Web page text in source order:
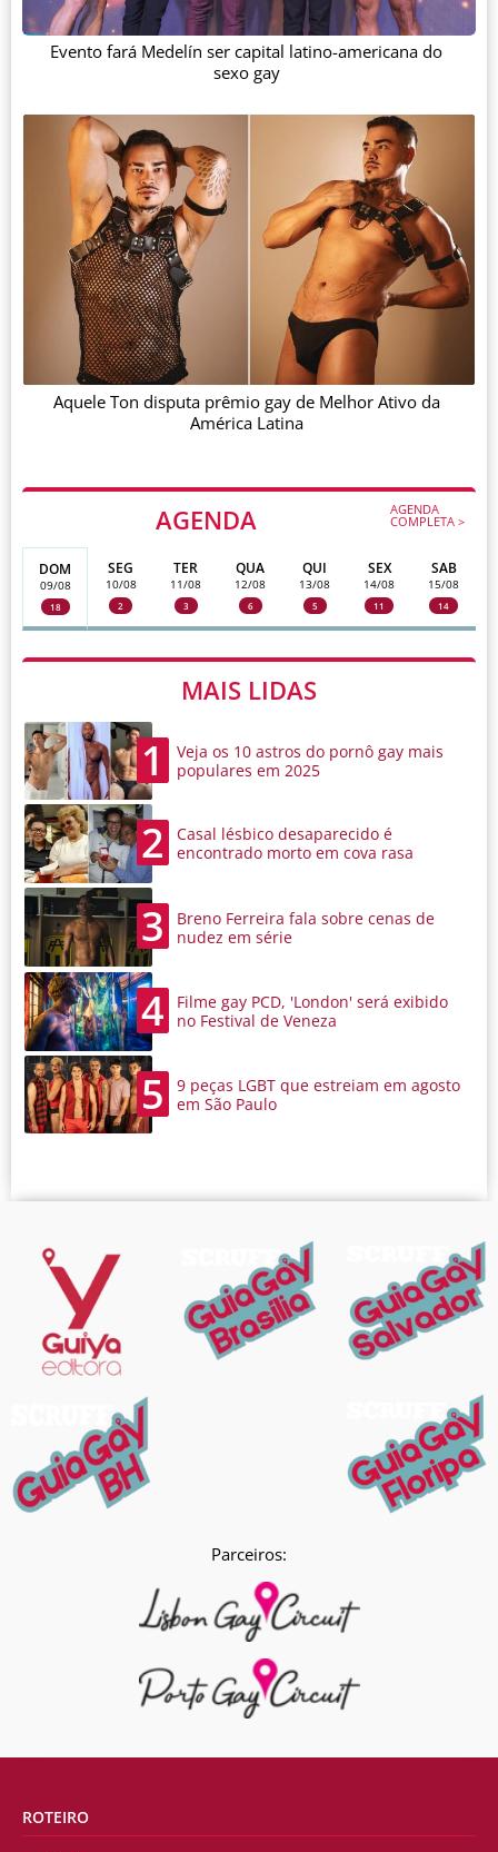
AGENDA AGENDA
COMPLETA >
DOM
09/08
18
SEG
10/08
2
TER
11/08
3
QUA
12/08
6
QUI
13/08
5
SEX
14/08
11
SAB
15/08
14
MAIS LIDAS
1
Veja os 10 astros do pornô gay mais
populares em 2025
2
Casal lésbico desaparecido é
encontrado morto em cova rasa
3
Breno Ferreira fala sobre cenas de
nudez em série
4
Filme gay PCD, 'London' será exibido
no Festival de Veneza
5
9 peças LGBT que estreiam em agosto
em São Paulo
Evento fará Medelín ser capital latino-americana do
sexo gay
Aquele Ton disputa prêmio gay de Melhor Ativo da
América Latina
Parceiros:
ROTEIRO